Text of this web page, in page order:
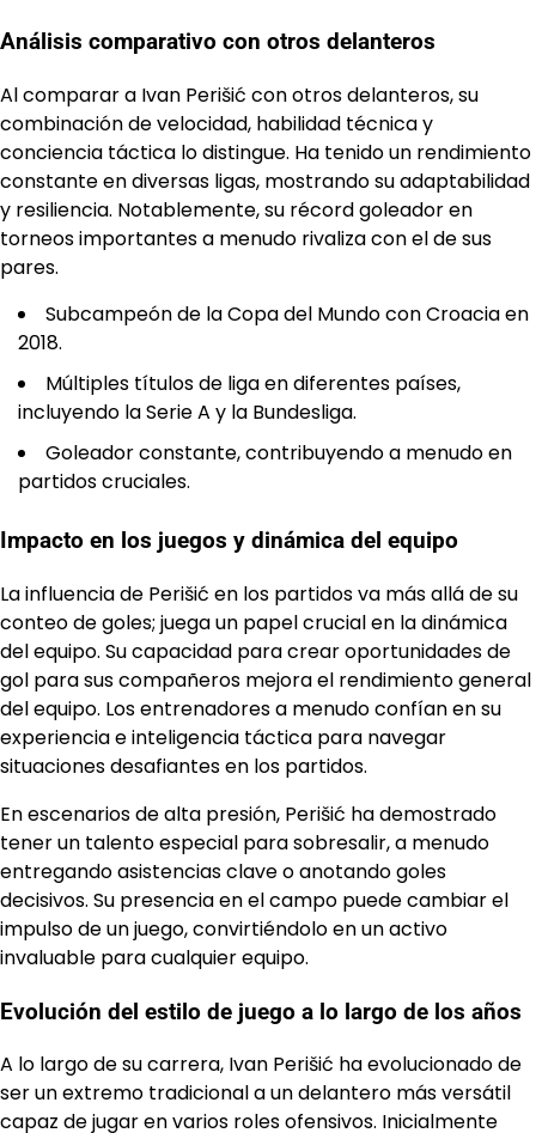
Análisis comparativo con otros delanteros
Al comparar a Ivan Perišić con otros delanteros, su
combinación de velocidad, habilidad técnica y
conciencia táctica lo distingue. Ha tenido un rendimiento
constante en diversas ligas, mostrando su adaptabilidad
y resiliencia. Notablemente, su récord goleador en
torneos importantes a menudo rivaliza con el de sus
pares.
Subcampeón de la Copa del Mundo con Croacia en
2018.
Múltiples títulos de liga en diferentes países,
incluyendo la Serie A y la Bundesliga.
Goleador constante, contribuyendo a menudo en
partidos cruciales.
Impacto en los juegos y dinámica del equipo
La influencia de Perišić en los partidos va más allá de su
conteo de goles; juega un papel crucial en la dinámica
del equipo. Su capacidad para crear oportunidades de
gol para sus compañeros mejora el rendimiento general
del equipo. Los entrenadores a menudo confían en su
experiencia e inteligencia táctica para navegar
situaciones desafiantes en los partidos.
En escenarios de alta presión, Perišić ha demostrado
tener un talento especial para sobresalir, a menudo
entregando asistencias clave o anotando goles
decisivos. Su presencia en el campo puede cambiar el
impulso de un juego, convirtiéndolo en un activo
invaluable para cualquier equipo.
Evolución del estilo de juego a lo largo de los años
A lo largo de su carrera, Ivan Perišić ha evolucionado de
ser un extremo tradicional a un delantero más versátil
capaz de jugar en varios roles ofensivos. Inicialmente